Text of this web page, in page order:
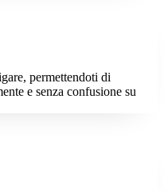
permettendoti di
e senza confusione su